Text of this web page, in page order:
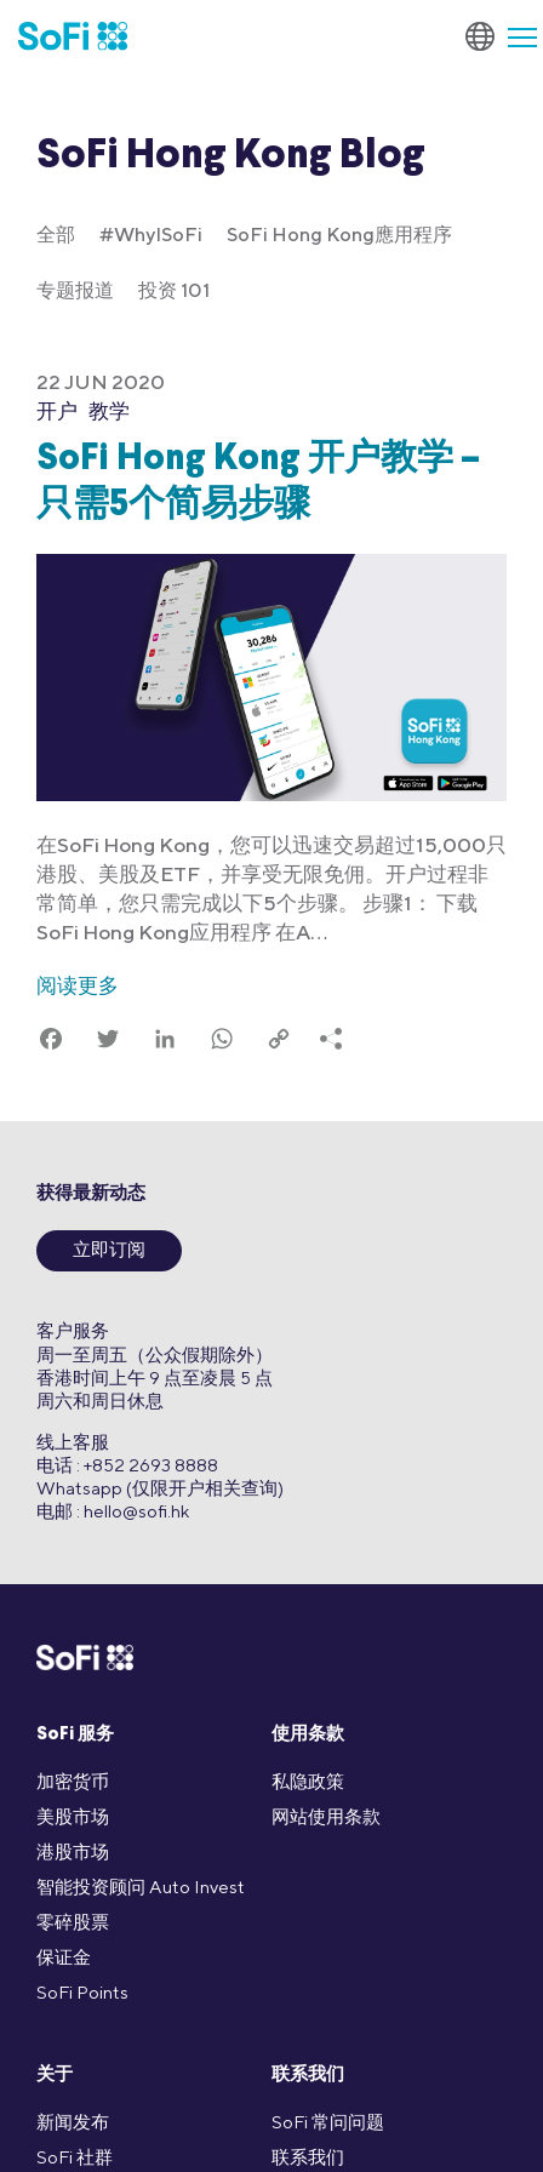
SoFi Hong Kong Blog
全部 #WhyISoFi SoFi Hong Kong應用程序
专题报道 投资 101
22 JUN 2020
开户 教学
SoFi Hong Kong 开户教学 –
只需5个简易步骤
在SoFi Hong Kong，您可以迅速交易超过15,000只
港股、美股及ETF，并享受无限免佣。开户过程非
常简单，您只需完成以下5个步骤。 步骤1： 下载
SoFi Hong Kong应用程序 在A…
阅读更多
FacebookTwitter LinkedIn WhatsApp
Copy
SoFi 服务
加密货币
美股市场
港股市场
智能投资顾问 Auto Invest
零碎股票
保证金
SoFi Points
使用条款
私隐政策
网站使用条款
关于
新闻发布
SoFi 社群
联系我们
SoFi 常问问题
联系我们
获得最新动态
立即订阅
客户服务
周一至周五（公众假期除外）
香港时间上午 9 点至凌晨 5 点
周六和周日休息
线上客服
电话 : +852 2693 8888
Whatsapp (仅限开户相关查询)
电邮 : hello@sofi.hk